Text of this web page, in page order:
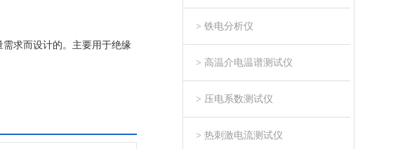
求而设计的。主要用于绝缘
> 铁电分析仪
> 高温介电温谱测试仪
> 压电系数测试仪
> 热刺激电流测试仪